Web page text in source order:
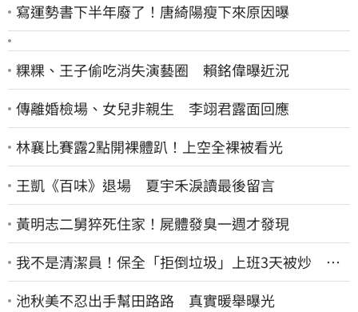
寫運勢書下半年廢了！唐綺陽瘦下來原因曝
粿粿、王子偷吃消失演藝圈 賴銘偉曝近況
傳離婚檢場、女兒非親生 李翊君露面回應
林襄比賽露2點開裸體趴！上空全裸被看光
王凱《百味》退場 夏宇禾淚讀最後留言
黃明志二舅猝死住家！屍體發臭一週才發現
我不是清潔員！保全「拒倒垃圾」上班3天被炒 找
法院討公道結果出爐
池秋美不忍出手幫田路路 真實暖舉曝光